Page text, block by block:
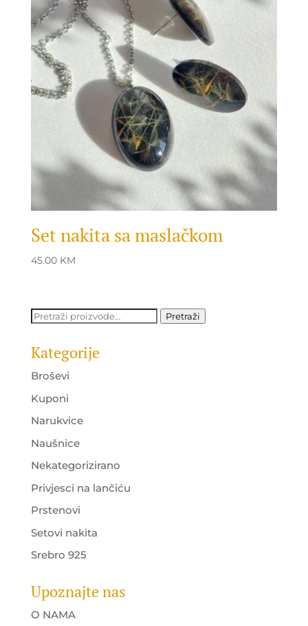
Set nakita sa maslačkom
45.00 KM
Pretraži: Pretraži
Kategorije
Broševi
Kuponi
Narukvice
Naušnice
Nekategorizirano
Privjesci na lančiću
Prstenovi
Setovi nakita
Srebro 925
Upoznajte nas
O NAMA